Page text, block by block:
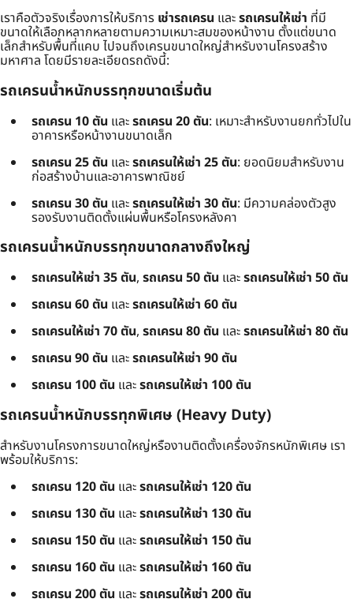
เราคือตัวจริงเรื่องการให้บริการ เช่ารถเครน และรถเครนให้เช่า ที่มี
ขนาดให้เลือกหลากหลายตามความเหมาะสมของหน้างาน ตั้งแต่ขนาด
เล็กสำหรับพื้นที่แคบ ไปจนถึงเครนขนาดใหญ่สำหรับงานโครงสร้าง
มหาศาล โดยมีรายละเอียดรถดังนี้:
รถเครนน้ำหนักบรรทุกขนาดเริ่มต้น
รถเครน 10 ตัน และรถเครน 20 ตัน: เหมาะสำหรับงานยกทั่วไปใน
อาคารหรือหน้างานขนาดเล็ก
รถเครน 25 ตัน และรถเครนให้เช่า 25 ตัน: ยอดนิยมสำหรับงาน
ก่อสร้างบ้านและอาคารพาณิชย์
รถเครน 30 ตัน และรถเครนให้เช่า 30 ตัน: มีความคล่องตัวสูง
รองรับงานติดตั้งแผ่นพื้นหรือโครงหลังคา
รถเครนน้ำหนักบรรทุกขนาดกลางถึงใหญ่
รถเครนให้เช่า 35 ตัน, รถเครน 50 ตัน และรถเครนให้เช่า 50 ตัน
รถเครน 60 ตัน และรถเครนให้เช่า 60 ตัน
รถเครนให้เช่า 70 ตัน, รถเครน 80 ตัน และรถเครนให้เช่า 80 ตัน
รถเครน 90 ตัน และรถเครนให้เช่า 90 ตัน
รถเครน 100 ตัน และรถเครนให้เช่า 100 ตัน
รถเครนน้ำหนักบรรทุกพิเศษ (Heavy Duty)
สำหรับงานโครงการขนาดใหญ่หรืองานติดตั้งเครื่องจักรหนักพิเศษ เรา
พร้อมให้บริการ:
รถเครน 120 ตัน และรถเครนให้เช่า 120 ตัน
รถเครน 130 ตัน และรถเครนให้เช่า 130 ตัน
รถเครน 150 ตัน และรถเครนให้เช่า 150 ตัน
รถเครน 160 ตัน และรถเครนให้เช่า 160 ตัน
รถเครน 200 ตัน และรถเครนให้เช่า 200 ตัน